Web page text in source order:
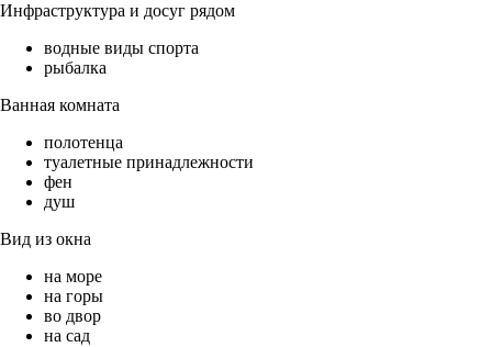
Инфраструктура и досуг рядом
водные виды спорта
рыбалка
Ванная комната
полотенца
туалетные принадлежности
фен
душ
Вид из окна
на море
на горы
во двор
на сад